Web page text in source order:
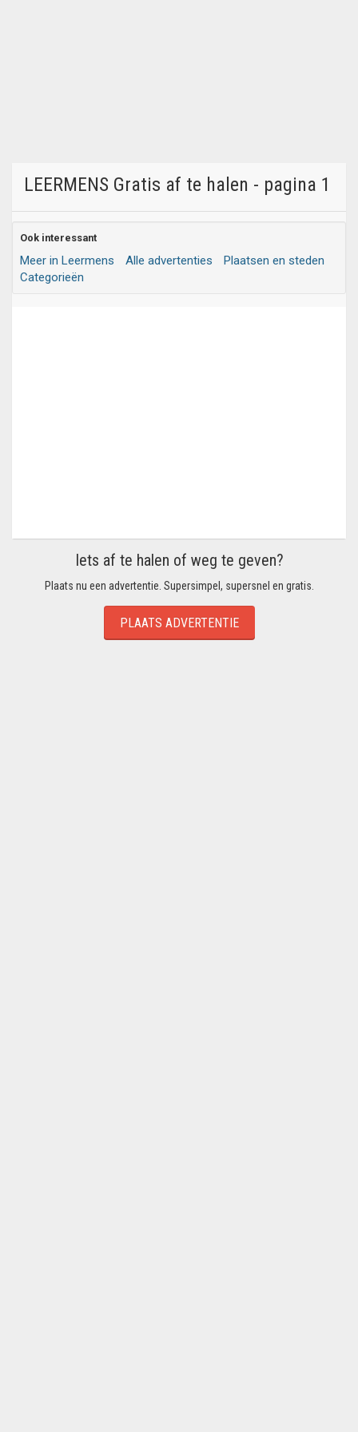
LEERMENS Gratis af te halen - pagina 1
Ook interessant
Meer in Leermens Alle advertenties
Plaatsen en steden
Categorieën
Iets af te halen of weg te geven?
Plaats nu een advertentie. Supersimpel, supersnel en gratis.
PLAATS ADVERTENTIE